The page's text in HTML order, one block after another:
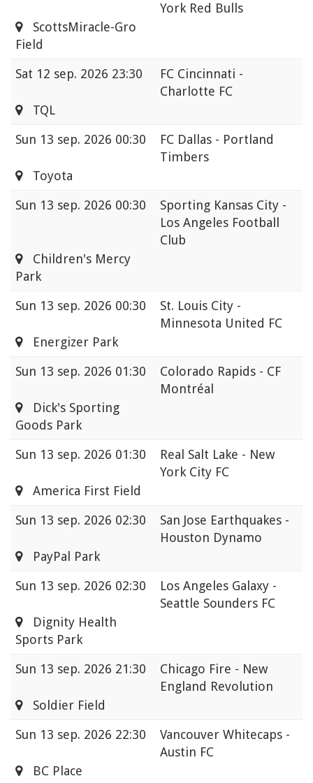
York Red Bulls
ScottsMiracle-Gro
Field
Sat 12 sep. 2026 23:30
FC Cincinnati -
Charlotte FC
TQL
Sun 13 sep. 2026 00:30
FC Dallas - Portland
Timbers
Toyota
Sun 13 sep. 2026 00:30
Sporting Kansas City -
Los Angeles Football
Club
Children's Mercy
Park
Sun 13 sep. 2026 00:30
St. Louis City -
Minnesota United FC
Energizer Park
Sun 13 sep. 2026 01:30
Colorado Rapids - CF
Montréal
Dick's Sporting
Goods Park
Sun 13 sep. 2026 01:30
Real Salt Lake - New
York City FC
America First Field
Sun 13 sep. 2026 02:30
San Jose Earthquakes -
Houston Dynamo
PayPal Park
Sun 13 sep. 2026 02:30
Los Angeles Galaxy -
Seattle Sounders FC
Dignity Health
Sports Park
Sun 13 sep. 2026 21:30
Chicago Fire - New
England Revolution
Soldier Field
Sun 13 sep. 2026 22:30
Vancouver Whitecaps -
Austin FC
BC Place